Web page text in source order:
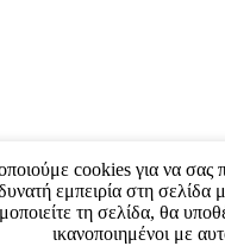
cookies για να σας
εμπειρία στη σελίδα
τη σελίδα, θα
ικανοποιημένοι με